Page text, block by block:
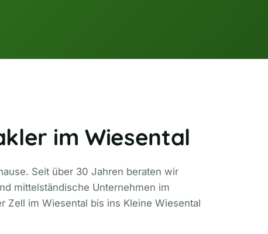
im Wiesental
Seit über 30 Jahren beraten wir
mittelständische Unternehmen im
Zell im Wiesental bis ins Kleine Wiesental